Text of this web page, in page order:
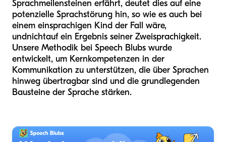
Sprachmeilensteinen erfährt, deutet dies auf eine
potenzielle Sprachstörung hin, so wie es auch bei
einem einsprachigen Kind der Fall wäre,
undnichtauf ein Ergebnis seiner Zweisprachigkeit.
Unsere Methodik bei Speech Blubs wurde
entwickelt, um Kernkompetenzen in der
Kommunikation zu unterstützen, die über Sprachen
hinweg übertragbar sind und die grundlegenden
Bausteine der Sprache stärken.